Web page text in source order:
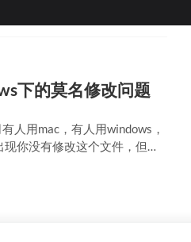
下的莫名修改问题
人用mac，有人用windows，
你没有修改这个文件，但是g
最初idea会提示换行符不一